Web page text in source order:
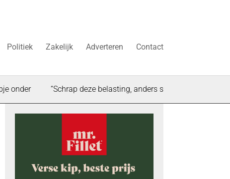
Politiek Zakelijk Adverteren Contact
“Schrap deze belasting, anders stokt de woningbouw in